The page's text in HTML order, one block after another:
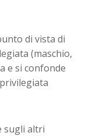
di vista di
(maschio,
e si confonde
sugli altri